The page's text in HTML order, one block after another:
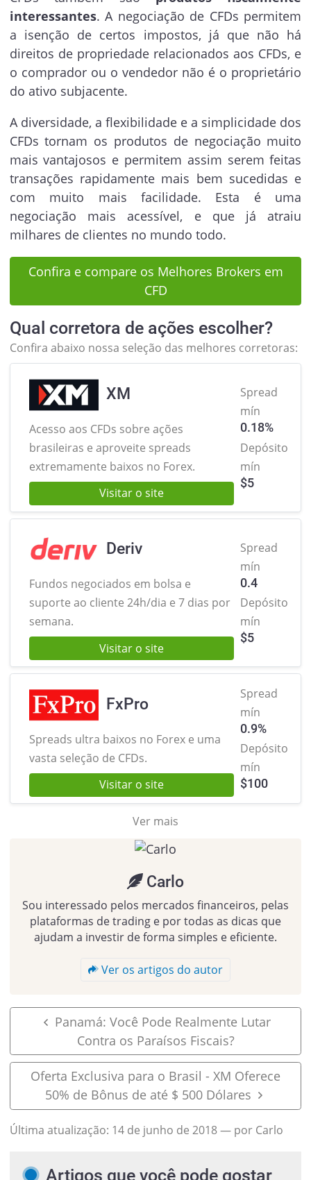
interessantes. A negociação de CFDs permitem
a isenção de certos impostos, já que não há
direitos de propriedade relacionados aos CFDs, e
o comprador ou o vendedor não é o proprietário
do ativo subjacente.
A diversidade, a flexibilidade e a simplicidade dos
CFDs tornam os produtos de negociação muito
mais vantajosos e permitem assim serem feitas
transações rapidamente mais bem sucedidas e
com muito mais facilidade. Esta é uma
negociação mais acessível, e que já atraiu
milhares de clientes no mundo todo.
Confira e compare os Melhores Brokers em
CFD
Qual corretora de ações escolher?
Confira abaixo nossa seleção das melhores corretoras:
XM
Acesso aos CFDs sobre ações
brasileiras e aproveite spreads
extremamente baixos no Forex.
Visitar o site
Spread
mín
0.18%
Depósito
mín
$5
Deriv
Fundos negociados em bolsa e
suporte ao cliente 24h/dia e 7 dias por
semana.
Visitar o site
Spread
mín
0.4
Depósito
mín
$5
FxPro
Spreads ultra baixos no Forex e uma
vasta seleção de CFDs.
Visitar o site
Spread
mín
0.9%
Depósito
mín
$100
Ver mais
Carlo
Sou interessado pelos mercados financeiros, pelas
plataformas de trading e por todas as dicas que
ajudam a investir de forma simples e eficiente.
Ver os artigos do autor
Panamá: Você Pode Realmente Lutar
Contra os Paraísos Fiscais?
Oferta Exclusiva para o Brasil - XM Oferece
50% de Bônus de até $ 500 Dólares
Última atualização: 14 de junho de 2018— por Carlo
Artigos que você pode gostar